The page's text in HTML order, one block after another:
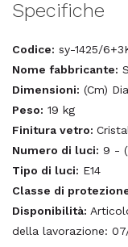
Specifiche
Codice: sy-1425/
Nome fabbricante:
Dimensioni: (Cm)
Peso: 19 kg
Finitura vetro:
Numero di luci: 9 -
Tipo di luci: E14
Classe di
Disponibilità:
della lavorazione: